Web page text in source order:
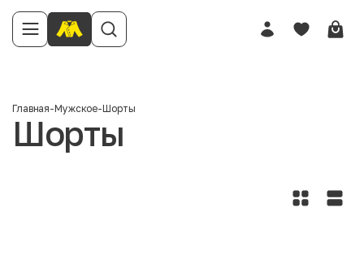
Главная-Мужское-Шорты
Шорты